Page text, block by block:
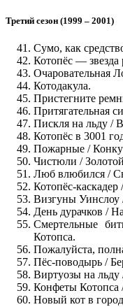
Третий сезон (1999 – 2001)
Сумо, как
Котопёс — звезда
Очаровательная
Котодакула.
Пристегните
Притягательная
Пискля на льду /
Котопёс в 3001
Пожарные /
Чистюли /
Люб влюбился /
Котопёс-
Визгуны Уинслоу
День дурачков /
Смертельные
Котопса.
Пожалуйста,
Пёс-поводырь /
Виртуозы на
Конфеты Котопса
Новый кот в